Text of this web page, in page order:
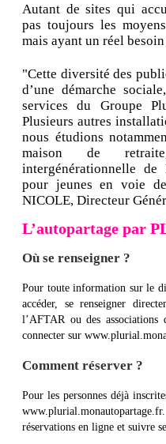
Autant de sites qui
pas toujours les
mais ayant un réel
"Cette diversité des
d’une démarche
services du Groupe
Plusieurs autres
nous étudions
maison de
intergénérationnelle
pour jeunes en voie
NICOLE, Directeur
L’autopartage par
Où se renseigner ?
Pour toute information sur le
accéder, se renseigner
l’AFTAR ou des
connecter sur
Comment réserver ?
Pour les personnes déjà
réservations en ligne et suivre